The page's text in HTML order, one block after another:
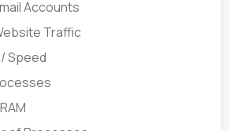
Accounts
Traffic
Speed